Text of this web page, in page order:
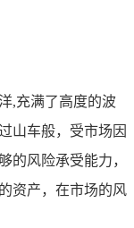
,充满了高度的波
山车般，受市场因
的风险承受能力，
资产，在市场的风